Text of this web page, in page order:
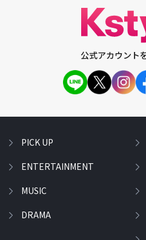
公式アカウント
PICK UP
ENTERTAINMENT
MUSIC
DRAMA